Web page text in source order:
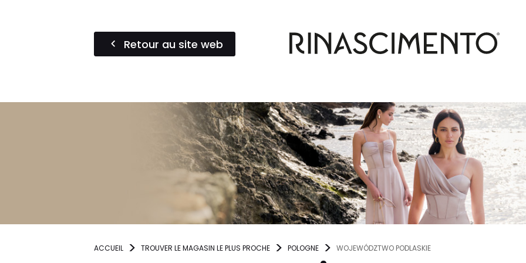
Retour au site web
ACCUEIL TROUVER LE MAGASIN LE PLUS PROCHE POLOGNE WOJEWÓDZTWO PODLASKIE